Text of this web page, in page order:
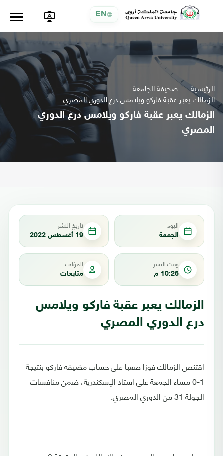
EN
الرئيسية صحيفة الجامعة
الزمالك يعبر عقبة فاركو ويلامس درع الدوري المصري
الزمالك يعبر عقبة فاركو ويلامس درع الدوري
المصري
اليوم
الجمعة
تاريخ النشر
19 أغسطس 2022
وقت النشر
10:26 م
المؤلف
متابعات
الزمالك يعبر عقبة فاركو ويلامس
درع الدوري المصري
اقتنص الزمالك فوزا صعبا على حساب مضيفه فاركو بنتيجة
1-0 مساء الجمعة على استاد الإسكندرية، ضمن منافسات
الجولة 31 من الدوري المصري.